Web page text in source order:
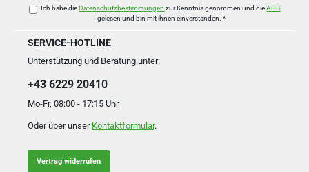
Ich habe dieDatenschutzbestimmungen zur Kenntnis genommen und dieAGB
gelesen und bin mit ihnen einverstanden. *
SERVICE-HOTLINE
Unterstützung und Beratung unter:
+43 6229 20410
Mo-Fr, 08:00 - 17:15 Uhr
Oder über unser Kontaktformular.
Vertrag widerrufen